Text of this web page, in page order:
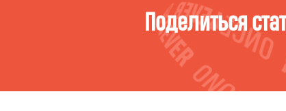
Поделиться